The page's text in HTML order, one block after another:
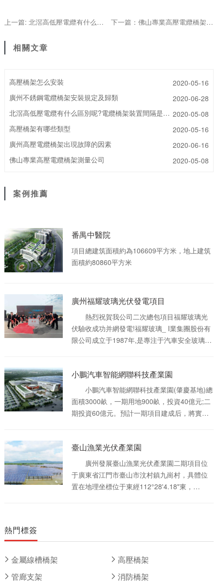
上一篇: 北滘高低壓電纜有什么區別呢?電纜橋架裝置間隔是多少呢? 下一篇：佛山專業高壓電纜橋架測量公司
相關文章
高壓橋架怎么安裝
2020-05-16
廣州不銹鋼電纜橋架安裝規定及歸類
2020-06-28
北滘高低壓電纜有什么區別呢?電纜橋架裝置間隔是多少呢? 2020-05-08
高壓橋架有哪些類型
2020-05-16
廣州高壓電纜橋架出現故障的因素
2020-06-16
佛山專業高壓電纜橋架測量公司
2020-05-08
案例推薦
番禺中醫院
項目總建筑面積約為106609平方米，地上建筑
面積約80860平方米
廣州福耀玻璃光伏發電項目
熱烈祝賀我公司二次總包項目福耀玻璃光
伏驗收成功并網發電!福耀玻璃_ I業集團股份有
限公司成立于1987年,是專注于汽車安全玻璃和
玻璃專業供應商,產品得到全球**汽車制造企業
及主要汽車廠商的認證和選用，并被各大汽車
制造企業評為“全球優秀供應商”。鄭州福耀玻璃
有限公司作為福耀集團旗下的全資子公司,廠面
小鵬汽車智能網聯科技產業園
小鵬汽車智能網聯科技產業園(肇慶基地)總
面積3000畝，一期用地900畝，投資40億元;二
期投資60億元。預計一期項目建成后，將實現
數據平臺打造、汽車研發、零部件制造、供應
鏈合作、整車生產、試制試驗、國際業務、汽
車服務貿易等多種業務為一體。
臺山漁業光伏產業園
廣州發展臺山漁業光伏產業園二期項目位
于廣東省江門市臺山市汶村鎮九崗村，具體位
置在地理坐標位于東經112°28'4.18"東，
招標范圍為二期工程，二期工程項目需新建一
臺50MVA 的主變及配套的GIS設備、配套高低
建成的出線以110kV電壓等級接入汶村變電站
熱門標簽
金屬線槽橋架
高壓橋架
管廊支架
消防橋架